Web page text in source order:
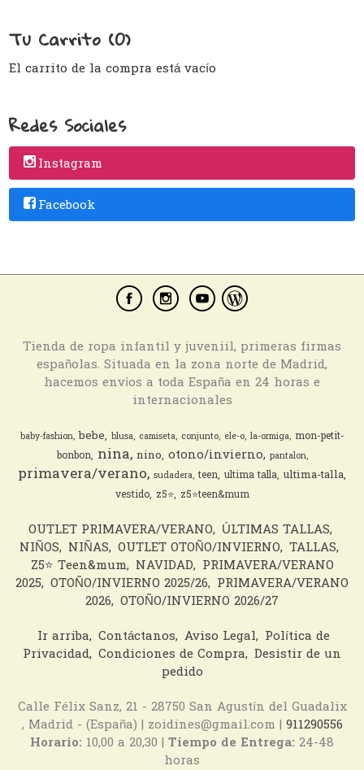
Tu Carrito (0)
El carrito de la compra está vacío
Redes Sociales
Instagram
Facebook
Tienda de ropa infantil y juveniil, primeras firmas
españolas. Situada en la zona norte de Madrid,
hacemos envíos a toda España en 24 horas e
internacionales
baby-fashion bebe blusa camiseta conjunto ele-o la-ormiga mon-petit-
bonbon nina nino otono/invierno pantalon
primavera/verano sudadera teen ultima talla ultima-talla
vestido z5⭐️ z5⭐️teen&mum
OUTLET PRIMAVERA/VERANO ÚLTIMAS TALLAS
NIÑOS NIÑAS OUTLET OTOÑO/INVIERNO TALLAS
Z5⭐️ Teen&mum NAVIDAD PRIMAVERA/VERANO
2025 OTOÑO/INVIERNO 2025/26 PRIMAVERA/VERANO
2026 OTOÑO/INVIERNO 2026/27
Ir arriba Contáctanos Aviso Legal Política de
Privacidad Condiciones de Compra Desistir de un
pedido
Calle Félix Sanz, 21 - 28750 San Agustín del Guadalix
, Madrid - (España) | zoidines@gmail.com | 911290556
Horario: 10,00 a 20,30 | Tiempo de Entrega: 24-48
horas